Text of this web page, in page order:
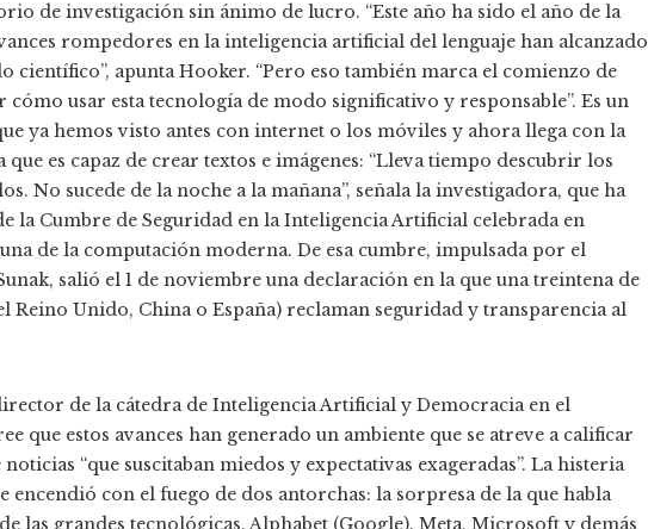
de investigación sin ánimo de lucro. “Este año ha sido el año de la
rompedores en la inteligencia artificial del lenguaje han alcanzado
científico”, apunta Hooker. “Pero eso también marca el comienzo de
usar esta tecnología de modo significativo y responsable”. Es un
ya hemos visto antes con internet o los móviles y ahora llega con la
es capaz de crear textos e imágenes: “Lleva tiempo descubrir los
No sucede de la noche a la mañana”, señala la investigadora, que ha
la Cumbre de Seguridad en la Inteligencia Artificial celebrada en
de la computación moderna. De esa cumbre, impulsada por el
salió el 1 de noviembre una declaración en la que una treintena de
Reino Unido, China o España) reclaman seguridad y transparencia al
de la cátedra de Inteligencia Artificial y Democracia en el
que estos avances han generado un ambiente que se atreve a calificar
“que suscitaban miedos y expectativas exageradas”. La histeria
encendió con el fuego de dos antorchas: la sorpresa de la que habla
las grandes tecnológicas. Alphabet (Google), Meta, Microsoft y demás